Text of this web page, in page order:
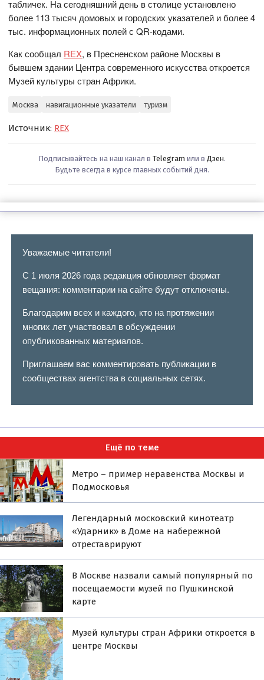
табличек. На сегодняшний день в столице установлено
более 113 тысяч домовых и городских указателей и более 4
тыс. информационных полей с QR-кодами.
Как сообщал REX, в Пресненском районе Москвы в
бывшем здании Центра современного искусства откроется
Музей культуры стран Африки.
Москва навигационные указатели туризм
Источник: REX
Подписывайтесь на наш канал в Telegram или в Дзен.
Будьте всегда в курсе главных событий дня.
Уважаемые читатели!
С 1 июля 2026 года редакция обновляет формат
вещания: комментарии на сайте будут отключены.
Благодарим всех и каждого, кто на протяжении
многих лет участвовал в обсуждении
опубликованных материалов.
Приглашаем вас комментировать публикации в
сообществах агентства в социальных сетях.
Ещё по теме
Метро – пример неравенства Москвы и
Подмосковья
Легендарный московский кинотеатр
«Ударник» в Доме на набережной
отреставрируют
В Москве назвали самый популярный по
посещаемости музей по Пушкинской
карте
Музей культуры стран Африки откроется в
центре Москвы